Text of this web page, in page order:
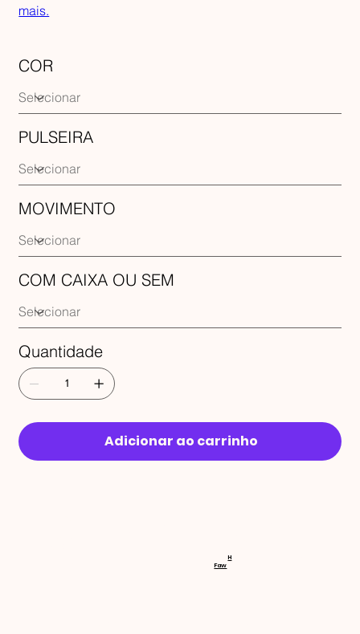
mais.
COR
PULSEIRA
MOVIMENTO
COM CAIXA OU SEM
Quantidade
Adicionar ao carrinho
RECEBA
Faw
H